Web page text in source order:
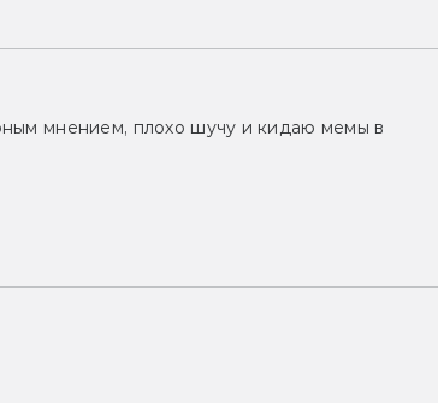
мнением, плохо шучу и кидаю мемы в